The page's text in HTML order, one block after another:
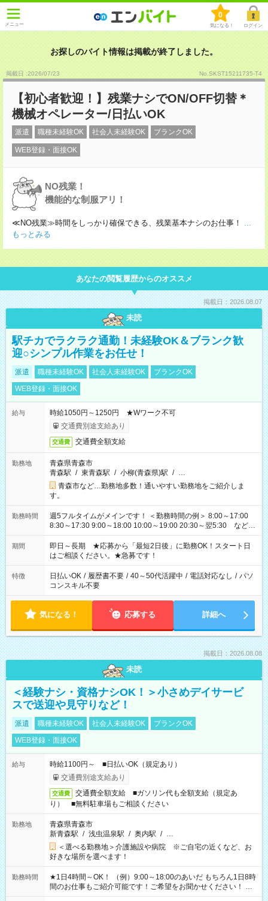
メニュー
0
気になる！ ログイン
お探しのバイト情報は掲載が終了しました。
掲載日 :2026/07/23 No.SKST15211735-T4
【初心者歓迎！】残業ナシでON/OFF切替＊
機械オペレーター/日払いOK
派遣 職種未経験OK 社会人未経験OK ブランクOK
WEB登録・面接OK
NO残業！
機能的な制服アリ！
≪NO残業≫時間をしっかり確保できる、残業基本ナシのお仕事！
...
もっとみる
あなたの閲覧履歴からのオススメ
掲載日：2026.08.07
未読
駅チカでラクラク通勤！未経験OK＆ブランク歓
迎○シンプル作業をお任せ！
派遣 職種未経験OK 社会人未経験OK
ブランクOK
WEB登録・面接OK
給与
時給1050円～1250円 ★Wワーク不可
交通費別途支給あり
交通費 交通費全額支給
勤務地
青森県青森市
青森駅 / 東青森駅 / 小柳(青森県)駅 / …
青森市など…勤務地多数！通いやすい勤務地をご紹介しま
す。
勤務時間
週5フルタイムがメインです！ ＜勤務時間の例＞ 8:00～17:00
8:30～17:30 9:00～18:00 10:00～19:00 20:30～翌5:30 など ★
その他にも勤務時間多数！ 日勤のみ、残業なし、交替制など
ご希望を教えてください！
期間
即日～長期 ★応募から「最短2日後」に勤務OK！スタート日
はご相談ください。★急募です！
特徴 日払いOK / 履歴書不要 / 40～50代活躍中 / 電話対応なし / パソ
コンスキル不要
気になる！ 応募する 詳細へ
掲載日：2026.08.08
未読
＜経験ナシ・資格ナシOK！＞小さめデイサービ
スで送迎や見守りなど！
派遣 職種未経験OK 社会人未経験OK
ブランクOK
WEB登録・面接OK
給与
時給1100円～ ■日払いOK（規定あり）
交通費別途支給あり
交通費
交通費全額支給 ■ガソリン代も全額支給（規定あ
り） ■無料駐車場もご相談ください
勤務地
青森県青森市
新青森駅 / 浅虫温泉駅 / 奥内駅 / …
＜選べる勤務地＞介護施設や病院 ※ご自宅の近くなど、お
好きな場所を選べます！
勤務時間
★1日4時間～OK！ （例）9:00～18:00のあいだ もちろん1日8時
間のお仕事もご紹介可能です！ご希望をお聞かせください！ ★
家庭の都合でお休みが必要な場合も遠慮なくご相談ください。